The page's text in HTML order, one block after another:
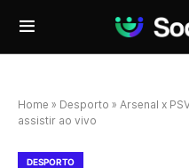
Home » Desporto » Arsenal x
assistir ao vivo
DESPORTO